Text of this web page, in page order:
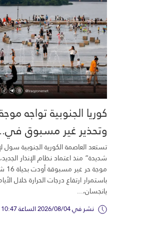
وتحذير غير مسبوق
تستعد العاصمة الكورية الجنوبية
شديدة” منذ اعتماد نظام الإنذار
باستمرار ارتفاع درجات الحرارة خلال
يانجسان،...
نشر في 2026/08/04 الساعة 10:47 م